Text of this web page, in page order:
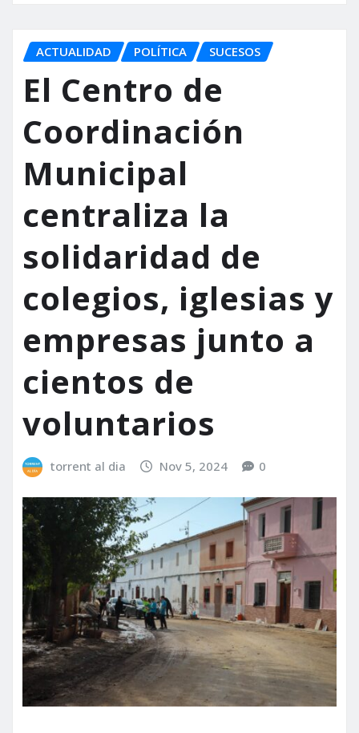
ACTUALIDAD POLÍTICA SUCESOS
El Centro de
Coordinación
Municipal
centraliza la
solidaridad de
colegios, iglesias y
empresas junto a
cientos de
voluntarios
torrent al dia Nov 5, 2024 0